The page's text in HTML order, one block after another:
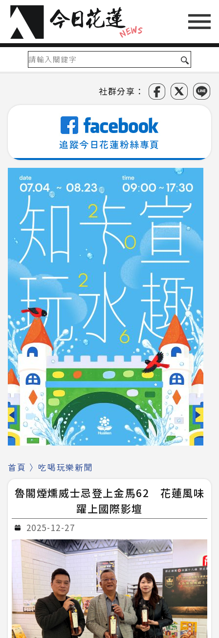
社群分享：
追蹤今日花蓮粉絲專頁
首頁 〉 吃喝玩樂新聞
魯閣煙燻威士忌登上金馬62 花蓮風味
躍上國際影壇
2025-12-27